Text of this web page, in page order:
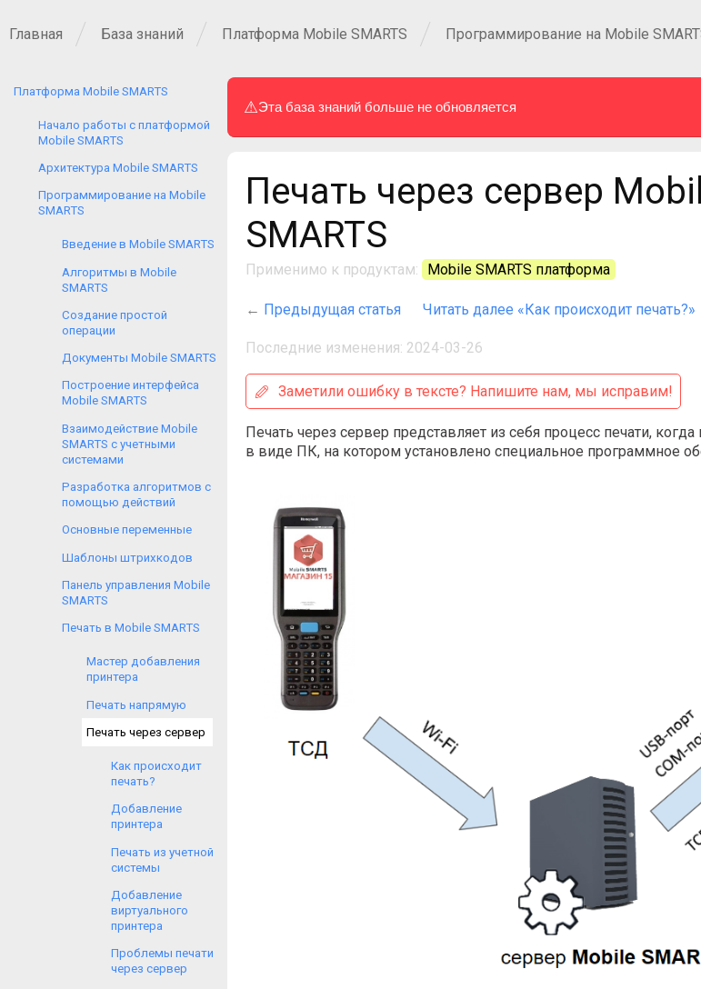
Главная База знаний Платформа Mobile SMARTS Программирование на Mobile
Платформа Mobile SMARTS
Начало работы с платформой
Mobile SMARTS
Архитектура Mobile SMARTS
Программирование на Mobile
SMARTS
Введение в Mobile SMARTS
Алгоритмы в Mobile
SMARTS
Создание простой
операции
Документы Mobile SMARTS
Построение интерфейса
Mobile SMARTS
Взаимодействие Mobile
SMARTS с учетными
системами
Разработка алгоритмов с
помощью действий
Основные переменные
Шаблоны штрихкодов
Панель управления Mobile
SMARTS
Печать в Mobile SMARTS
Мастер добавления
принтера
Печать напрямую
Печать через сервер
Как происходит
печать?
Добавление
принтера
Печать из учетной
системы
Добавление
виртуального
принтера
Проблемы печати
через сервер
⚠Эта база знаний больше не обновляется
Печать через сервер
SMARTS
Применимо к продуктам: Mobile SMARTS платформа
← Предыдущая статья Читать далее «Как происходит печать?»
Последние изменения: 2024-03-26
Заметили ошибку в тексте? Напишите нам, мы исправим!
Печать через сервер представляет из себя процесс печати,
в виде ПК, на котором установлено специальное программное